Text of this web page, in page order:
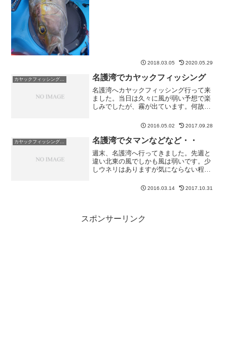
2018.03.05 2020.05.29
名護湾でカヤックフィッシング
名護湾へカヤックフィッシング行って来
ました。当日は久々に風が弱い予想で楽
しみでしたが、霧が出ています。何故か
が弱いってことはまったりとカヤックを
と違うところからカヤック...
2016.05.02 2017.09.28
カヤックフィッシング釣果 名護湾でタマンなどなど・・
週末、名護湾へ行ってきました。先週と
違い北東の風でしかも風は弱いです。少
しウネリはありますが気にならない程
けに2匹。良いサイズだしこのオジサンは
2016.03.14 2017.10.31
スポンサーリンク